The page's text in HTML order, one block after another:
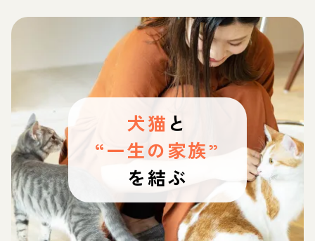
犬猫 と
“一生の家族”
を結ぶ